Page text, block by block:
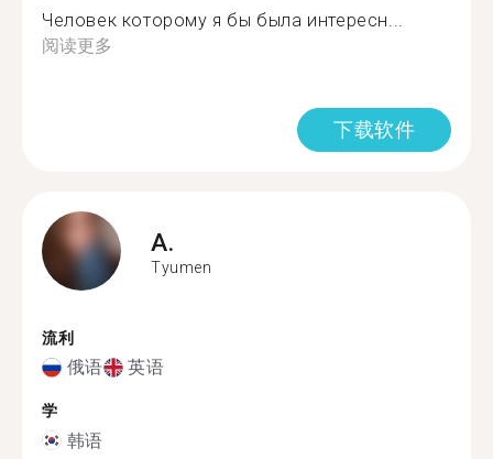
Человек которому я бы была интересн...
阅读更多
下载软件
A.
Tyumen
流利
俄语 英语
学
韩语